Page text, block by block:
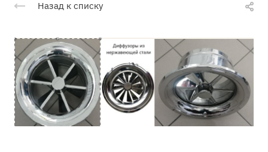
Назад к списку